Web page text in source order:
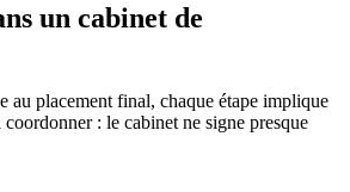
un cabinet de
au placement final, chaque étape implique
: le cabinet ne signe presque